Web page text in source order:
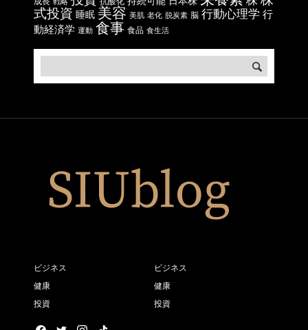
式投資 睡眠 美容 美肌 老化 脱炭素 脳 行動心理学 行
動経済学 運動 食事 食品 食生活
ビジネス
健康
投資
ビジネス
健康
投資